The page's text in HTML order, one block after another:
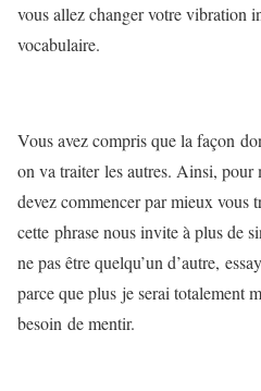
vous allez changer votre vibration
vocabulaire.
Vous avez compris que la façon
on va traiter les autres. Ainsi, pour
devez commencer par mieux vous
cette phrase nous invite à plus de
ne pas être quelqu’un d’autre,
parce que plus je serai totalement
besoin de mentir.